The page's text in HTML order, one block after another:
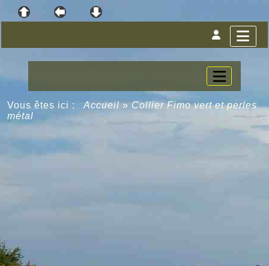
Vous êtes ici : Accueil» Collier Fimo vert et perles
métal